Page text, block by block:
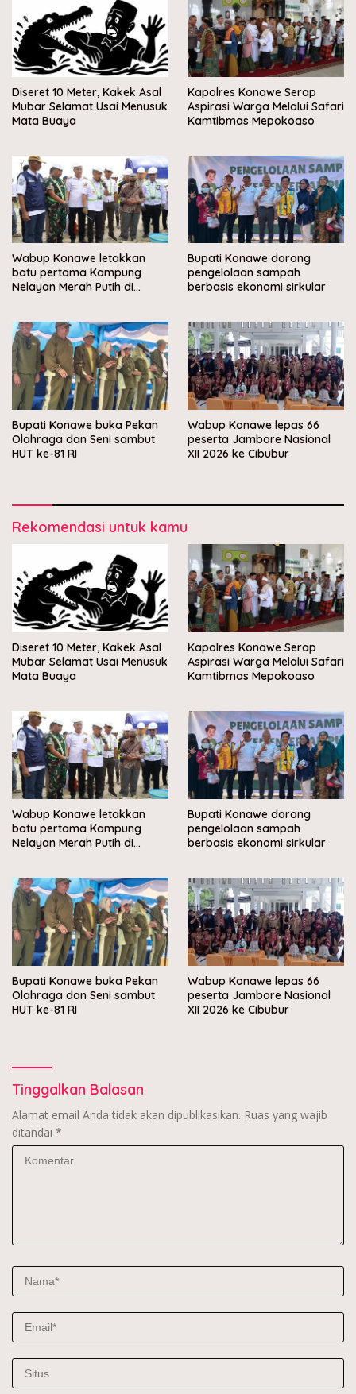
Diseret 10 Meter, Kakek Asal
Mubar Selamat Usai Menusuk
Mata Buaya
Kapolres Konawe Serap
Aspirasi Warga Melalui Safari
Kamtibmas Mepokoaso
Wabup Konawe letakkan
batu pertama Kampung
Nelayan Merah Putih di
Bupati Konawe dorong
pengelolaan sampah
berbasis ekonomi sirkular
Bupati Konawe buka Pekan
Olahraga dan Seni sambut
HUT ke-81 RI
Wabup Konawe lepas 66
peserta Jambore Nasional
XII 2026 ke Cibubur
Rekomendasi untuk kamu
Diseret 10 Meter, Kakek Asal
Mubar Selamat Usai Menusuk
Mata Buaya
Kapolres Konawe Serap
Aspirasi Warga Melalui Safari
Kamtibmas Mepokoaso
Wabup Konawe letakkan
batu pertama Kampung
Nelayan Merah Putih di
Bupati Konawe dorong
pengelolaan sampah
berbasis ekonomi sirkular
Bupati Konawe buka Pekan
Olahraga dan Seni sambut
HUT ke-81 RI
Wabup Konawe lepas 66
peserta Jambore Nasional
XII 2026 ke Cibubur
Tinggalkan Balasan
Alamat email Anda tidak akan dipublikasikan. Ruas yang wajib
ditandai *